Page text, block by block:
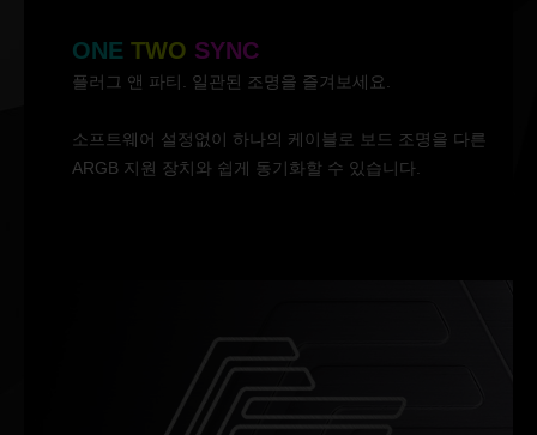
ONE TWO SYNC
플러그 앤 파티. 일관된 조명을 즐겨보세요.
소프트웨어 설정없이 하나의 케이블로 보드 조명을 다른
ARGB 지원 장치와 쉽게 동기화할 수 있습니다.